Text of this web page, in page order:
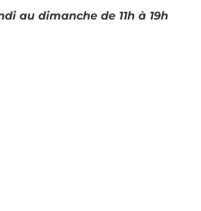
au dimanche de 11h à 19h​